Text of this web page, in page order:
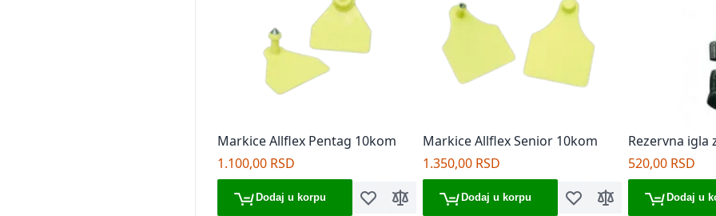
Markice Allflex Pentag 10kom
1.100,00 RSD
Dodaj u korpu Dodaj u listu želja
Dodaj za poređenje
Markice Allflex Senior 10kom
1.350,00 RSD
Dodaj u korpu Dodaj u listu želja
Dodaj za poređenje
Rezervna igla
2/1
520,00 RSD
Dodaj u